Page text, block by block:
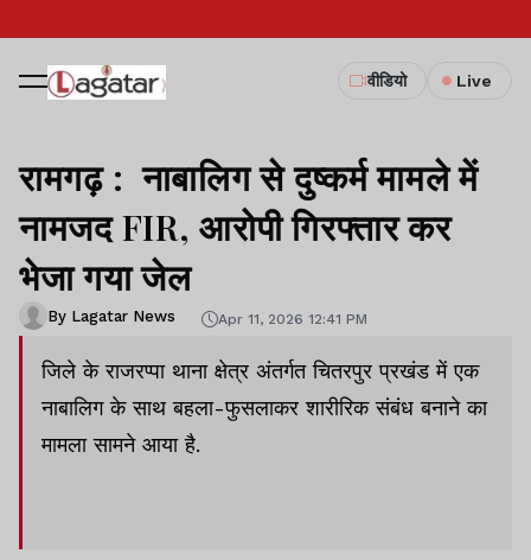
वीडियो Live
रामगढ़ : नाबालिग से दुष्कर्म मामले में
नामजद FIR, आरोपी गिरफ्तार कर
भेजा गया जेल
By Lagatar News Apr 11, 2026 12:41 PM
जिले के राजरप्पा थाना क्षेत्र अंतर्गत चितरपुर प्रखंड में एक
नाबालिग के साथ बहला-फुसलाकर शारीरिक संबंध बनाने का
मामला सामने आया है.